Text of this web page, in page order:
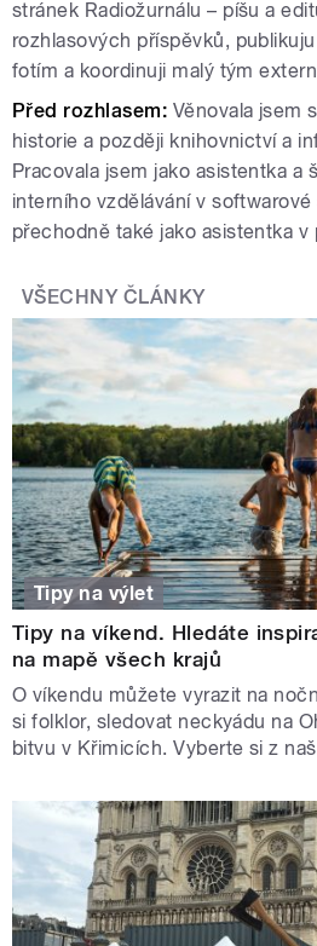
stránek Radiožurnálu – píšu a
rozhlasových příspěvků,
fotím a koordinuji malý tým
Před rozhlasem: Věnovala jsem
historie a později knihovnictví a
Pracovala jsem jako asistentka a
interního vzdělávání v
přechodně také jako asistentka v
VŠECHNY ČLÁNKY
Tipy na výlet
Tipy na víkend. Hledáte
na mapě všech krajů
O víkendu můžete vyrazit na
si folklor, sledovat neckyádu na
bitvu v Křimicích. Vyberte si z